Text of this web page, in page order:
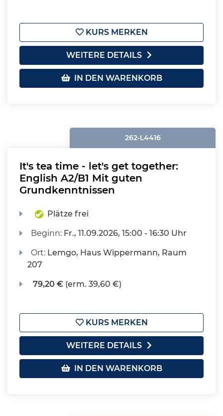
KURS MERKEN
WEITERE DETAILS
IN DEN WARENKORB
262-L4416
It's tea time - let's get together:
English A2/B1 Mit guten
Grundkenntnissen
Plätze frei
Beginn: Fr., 11.09.2026, 15:00 - 16:30 Uhr
Ort: Lemgo, Haus Wippermann, Raum
207
79,20 € (erm. 39,60 €)
KURS MERKEN
WEITERE DETAILS
IN DEN WARENKORB